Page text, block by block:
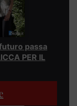
passa
PER IL